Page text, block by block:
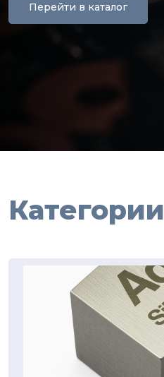
Перейти в каталог
Категории